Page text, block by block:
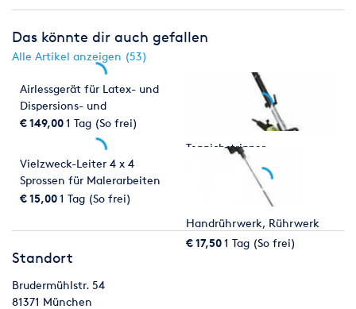
Das könnte dir auch gefallen
Alle Artikel anzeigen (53)
Airlessgerät für Latex- und
Dispersions- und
Fassedenfarben
€ 149,001 Tag (So frei)
Teppichstripper
1 Tag (So frei)
Vielzweck-Leiter 4 x 4
Sprossen für Malerarbeiten
€ 15,001 Tag (So frei)
Handrührwerk, Rührwerk
€ 17,501 Tag (So frei)
Standort
Brudermühlstr. 54
81371 München